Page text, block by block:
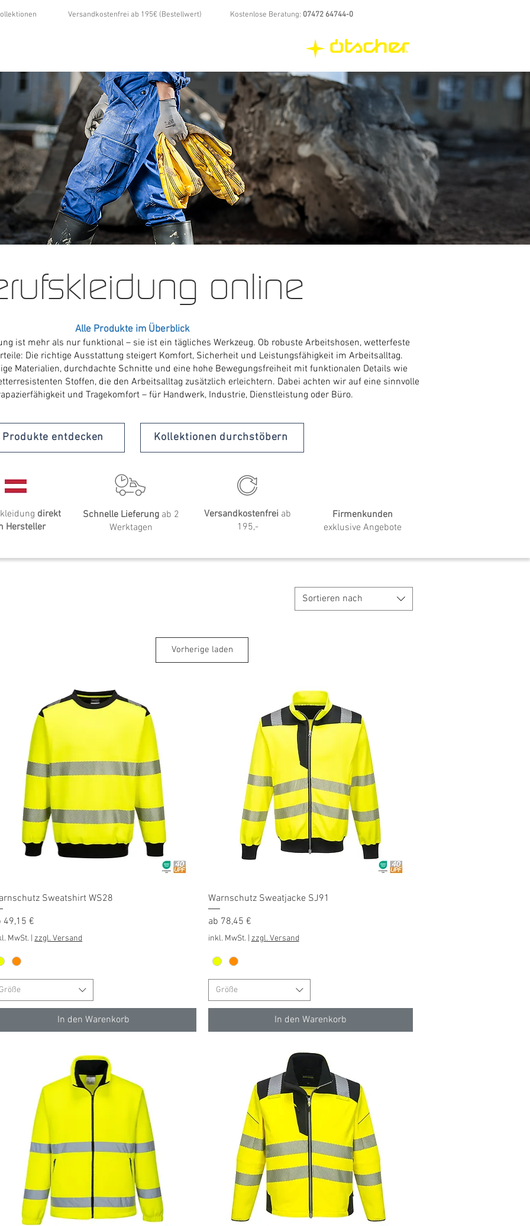
Versandkostenfrei ab 195€ (Bestellwert) Kostenlose Beratung: 07472 64744-0
online
Alle Produkte im Überblick
ist mehr als nur funktional – sie ist ein tägliches Werkzeug. Ob robuste Arbeitshosen, wetterfeste
Die richtige Ausstattung steigert Komfort, Sicherheit und Leistungsfähigkeit im Arbeitsalltag.
Materialien, durchdachte Schnitte und eine hohe Bewegungsfreiheit mit funktionalen Details wie
Stoffen, die den Arbeitsalltag zusätzlich erleichtern.​ Dabei achten wir auf eine sinnvolle
und Tragekomfort – für Handwerk, Industrie, Dienstleistung oder Büro.
entdecken Kollektionen durchstöbern
direkt
Hersteller
Schnelle Lieferungab 2
Werktagen
Versandkostenfrei ab
195,-
Firmenkunden
exklusive Angebote
Sortieren nach
Vorherige laden
Schnellansicht
Sweatshirt WS28
49,15 €
Preis
MwSt. |zzgl. Versand
Größe
In den Warenkorb
Schnellansicht
Warnschutz Sweatjacke SJ91
ab 78,45 €
Sale-Preis
inkl. MwSt. zzgl. Versand
Größe
In den Warenkorb